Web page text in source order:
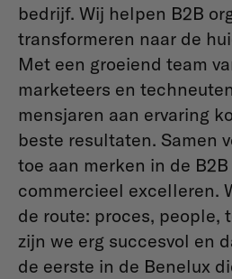
bedrijf. Wij helpen B2B
transformeren naar de
Met een groeiend team
marketeers en
mensjaren aan ervaring
beste resultaten. Samen
toe aan merken in de
commercieel excelleren.
de route: proces, people,
zijn we erg succesvol en
de eerste in de Benelux